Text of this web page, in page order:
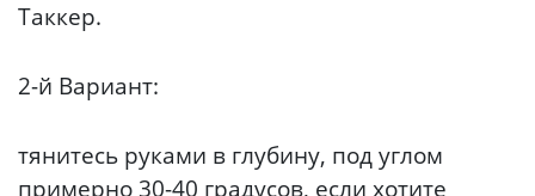
Таккер.
2-й Вариант:
тянитесь руками в глубину, под углом
примерно 30-40 градусов, если хотите